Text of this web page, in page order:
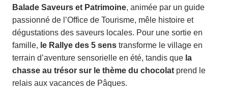
Balade Saveurs et Patrimoine, animée par un guide
passionné de l’Office de Tourisme, mêle histoire et
dégustations des saveurs locales. Pour une sortie en
famille, le Rallye des 5 sens transforme le village en
terrain d’aventure sensorielle en été, tandis que la
chasse au trésor sur le thème du chocolat prend le
relais aux vacances de Pâques.